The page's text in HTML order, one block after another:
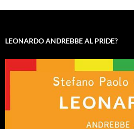
LEONARDO ANDREBBE AL PRIDE?